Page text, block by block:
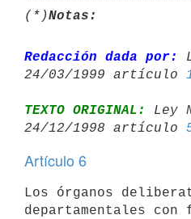
(*)Notas:
Redacción dada por:
24/03/1999 artículo
TEXTO ORIGINAL:
Ley
24/12/1998 artículo
Artículo 6
Los órganos
departamentales con